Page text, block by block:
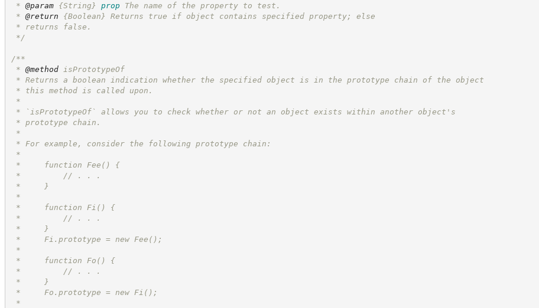
* @param {String} prop
The name of the property to test.
* @return {Boolean}
Returns true if object contains specified property; else
* returns false.
*/
/**
* @method isPrototypeOf
* Returns a boolean indication whether the specified object is in the prototype chain of the object
* this method is called upon.
*
* `isPrototypeOf` allows you to check whether or not an object exists within another object's
* prototype chain.
*
* For example, consider the following prototype chain:
*
*     function Fee() {
*         // . . .
*     }
*
*     function Fi() {
*         // . . .
*     }
*     Fi.prototype = new Fee();
*
*     function Fo() {
*         // . . .
*     }
*     Fo.prototype = new Fi();
*